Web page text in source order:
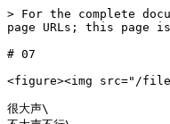
> For the complete
page URLs; this page
# 07
<figure><img src="/
很大声\